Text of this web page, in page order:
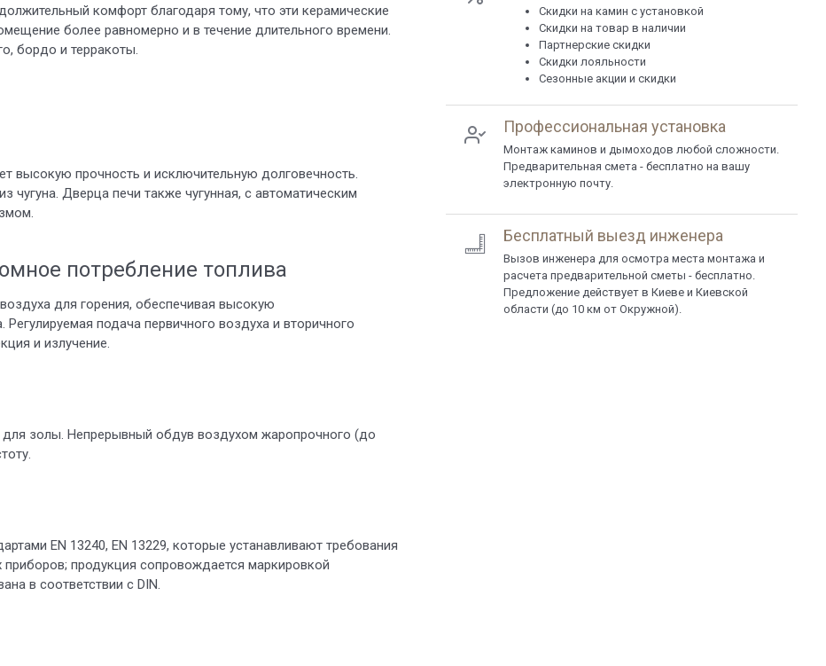
комфорт благодаря тому, что эти керамические
более равномерно и в течение длительного времени.
бордо и терракоты.
высокую прочность и исключительную долговечность.
Дверца печи также чугунная, с автоматическим
потребление топлива
для горения, обеспечивая высокую
подача первичного воздуха и вторичного
и излучение.
золы. Непрерывный обдув воздухом жаропрочного (до
EN 13240, EN 13229, которые устанавливают требования
продукция сопровождается маркировкой
в соответствии с DIN.
Cкидки на камин с установкой
Скидки на товар в наличии
Партнерские скидки
Скидки лояльности
Сезонные акции и скидки
Профессиональная установка
Монтаж каминов и дымоходов любой сложности.
Предварительная смета - бесплатно на вашу
электронную почту.
Бесплатный выезд инженера
Вызов инженера для осмотра места монтажа и
расчета предварительной сметы - бесплатно.
Предложение действует в Киеве и Киевской
области (до 10 км от Окружной).